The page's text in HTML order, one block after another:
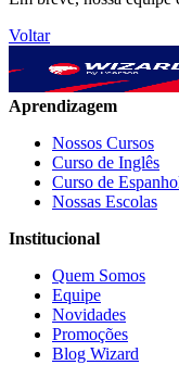
Voltar
Aprendizagem
Nossos Cursos
Curso de Inglês
Curso de
Nossas Escolas
Institucional
Quem Somos
Equipe
Novidades
Promoções
Blog Wizard